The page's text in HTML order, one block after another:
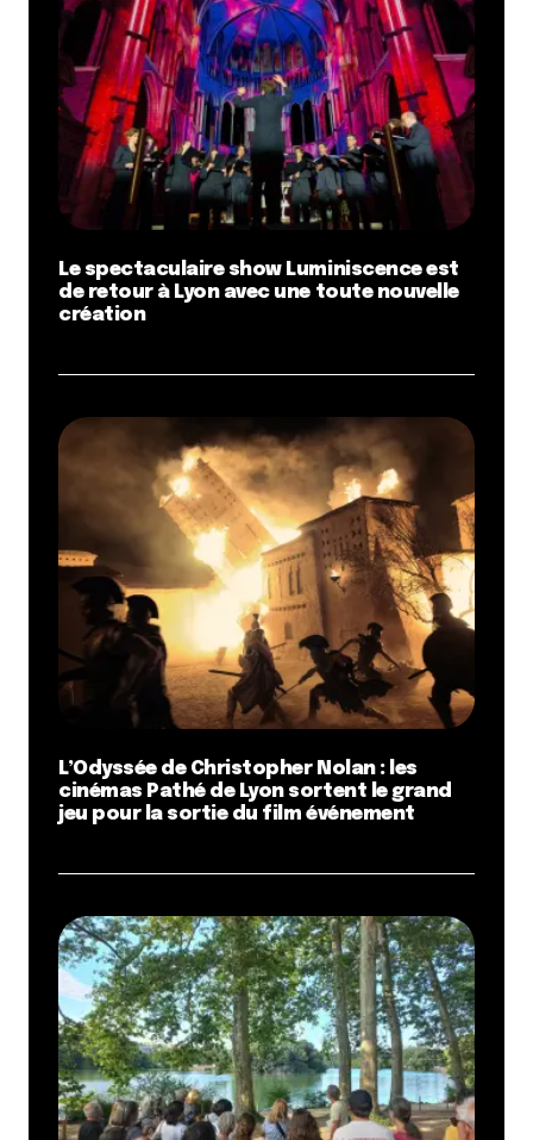
Le spectaculaire show Luminiscence est
de retour à Lyon avec une toute nouvelle
création
L’Odyssée de Christopher Nolan : les
cinémas Pathé de Lyon sortent le grand
jeu pour la sortie du film événement